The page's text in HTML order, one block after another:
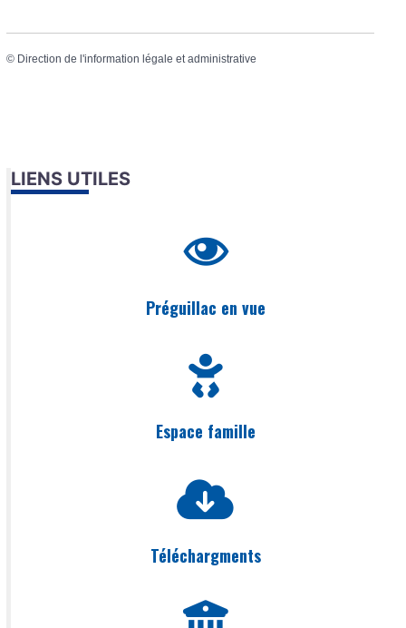
© Direction de l'information légale et administrative
LIENS UTILES
Préguillac en vue
Espace famille
Téléchargments